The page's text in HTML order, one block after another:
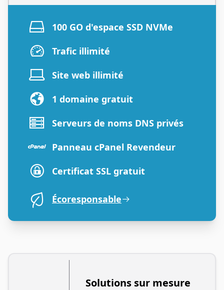
100 GO d'espace SSD NVMe
Trafic illimité
Site web illimité
1 domaine gratuit
Serveurs de noms DNS privés
Panneau cPanel Revendeur
Certificat SSL gratuit
Écoresponsable
Solutions sur mesure